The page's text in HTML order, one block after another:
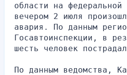
области на
вечером 2 июля
авария. По данным
Госавтоинспекции, в
шесть человек
По данным ведомства,